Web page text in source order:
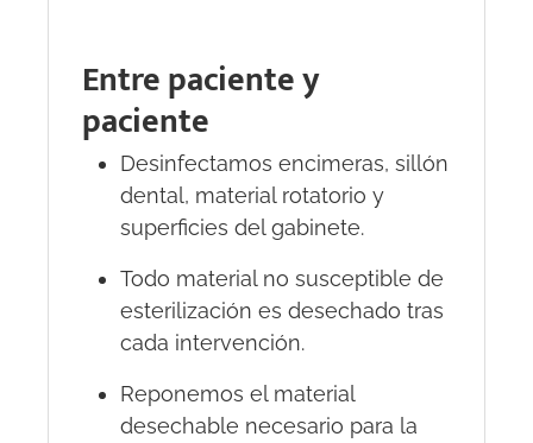
Entre paciente y
paciente
Desinfectamos encimeras, sillón
dental, material rotatorio y
superficies del gabinete.
Todo material no susceptible de
esterilización es desechado tras
cada intervención.
Reponemos el material
desechable necesario para la